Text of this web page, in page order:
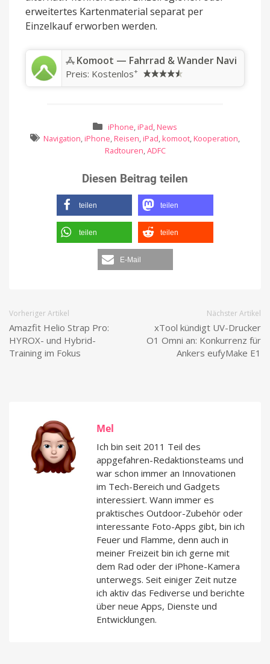
erweitertes Kartenmaterial separat per
Einzelkauf erworben werden.
‎Komoot — Fahrrad & Wander Navi
Preis: Kostenlos+
iPhone, iPad, News
Navigation, iPhone, Reisen, iPad, komoot, Kooperation,
Radtouren,ADFC
Diesen Beitrag teilen
teilen teilen
teilen teilen
E-Mail
Vorheriger Artikel
Amazfit Helio Strap Pro:
HYROX- und Hybrid-
Training im Fokus
Nächster Artikel
xTool kündigt UV-Drucker
O1 Omni an: Konkurrenz für
Ankers eufyMake E1
Mel
Ich bin seit 2011 Teil des
appgefahren-Redaktionsteams und
war schon immer an Innovationen
im Tech-Bereich und Gadgets
interessiert. Wann immer es
praktisches Outdoor-Zubehör oder
interessante Foto-Apps gibt, bin ich
Feuer und Flamme, denn auch in
meiner Freizeit bin ich gerne mit
dem Rad oder der iPhone-Kamera
unterwegs. Seit einiger Zeit nutze
ich aktiv das Fediverse und berichte
über neue Apps, Dienste und
Entwicklungen.